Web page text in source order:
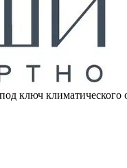
ключ климатического